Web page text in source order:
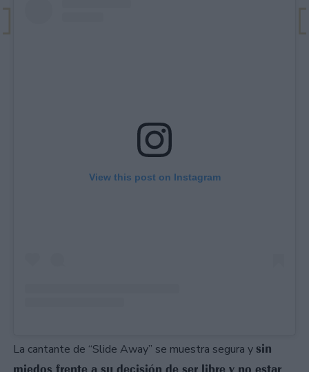
View this post on Instagram
La cantante de “Slide Away” se muestra segura y sin
miedos frente a su decisión de ser libre y no estar